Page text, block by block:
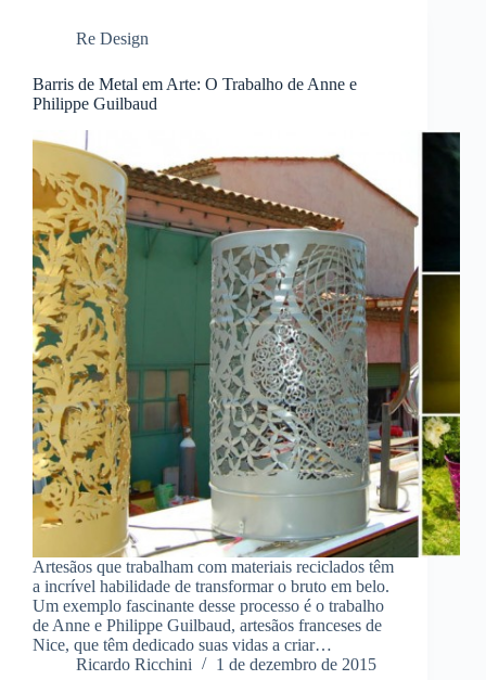
Re Design
Barris de Metal em Arte: O Trabalho de Anne e
Philippe Guilbaud
Artesãos que trabalham com materiais reciclados têm
a incrível habilidade de transformar o bruto em belo.
Um exemplo fascinante desse processo é o trabalho
de Anne e Philippe Guilbaud, artesãos franceses de
Nice, que têm dedicado suas vidas a criar…
Ricardo Ricchini
1 de dezembro de 2015